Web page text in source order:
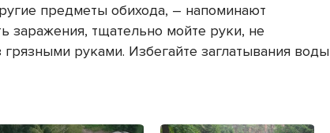
предметы обихода, – напоминают
заражения, тщательно мойте руки, не
грязными руками. Избегайте заглатывания воды